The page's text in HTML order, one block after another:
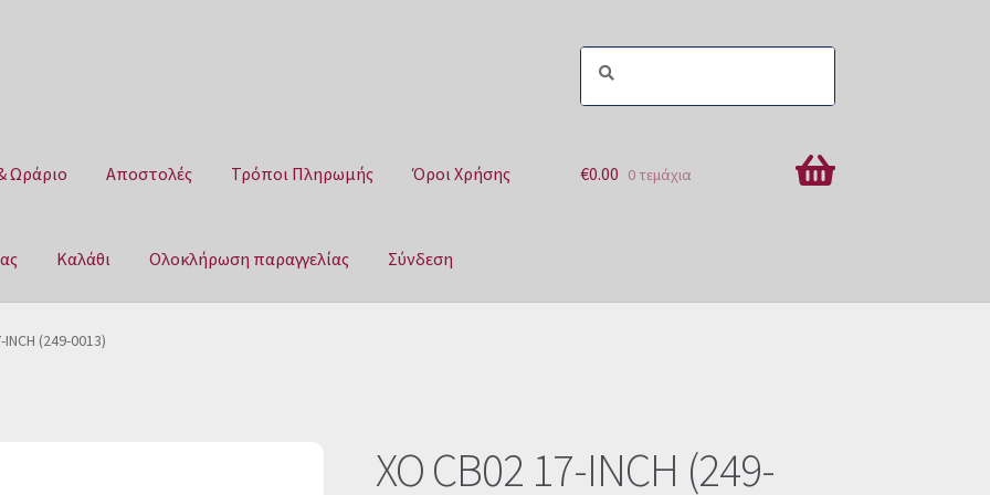
Ωράριο Αποστολές Τρόποι Πληρωμής Όροι Χρήσης
Καλάθι Ολοκλήρωση παραγγελίας Σύνδεση
Αποστολές Τρόποι Πληρωμής
€0.00 0 τεμάχια
INCH (249-0013)
XO CB02 17-INCH (249-